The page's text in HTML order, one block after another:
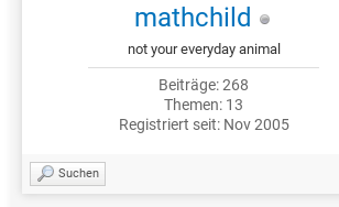
mathchild
not your everyday animal
Beiträge: 268
Themen: 13
Registriert seit: Nov 2005
Suchen